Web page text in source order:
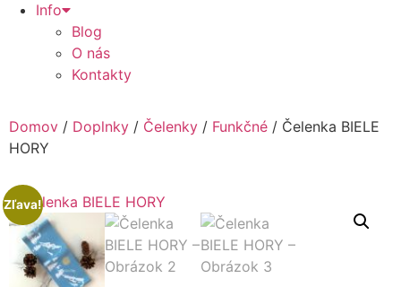
Info
Blog
O nás
Kontakty
Domov / Doplnky / Čelenky / Funkčné / Čelenka BIELE
HORY
Zľava!